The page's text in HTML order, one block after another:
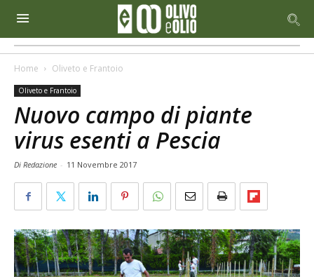
Home Oliveto e Frantoio
Oliveto e Frantoio
Nuovo campo di piante
virus esenti a Pescia
Di Redazione - 11 Novembre 2017